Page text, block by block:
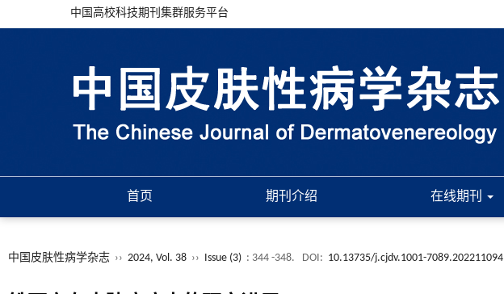
中国高校科技期刊集群服务平台
首页 期刊介绍 在线期刊
中国皮肤性病学杂志 ›› 2024, Vol. 38 ›› Issue (3) : 344 -348. DOI: 10.13735/j.cjdv.1001-7089.202211094